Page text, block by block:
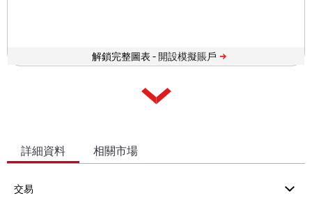
解鎖完整圖表 -
詳細資料 相關市場